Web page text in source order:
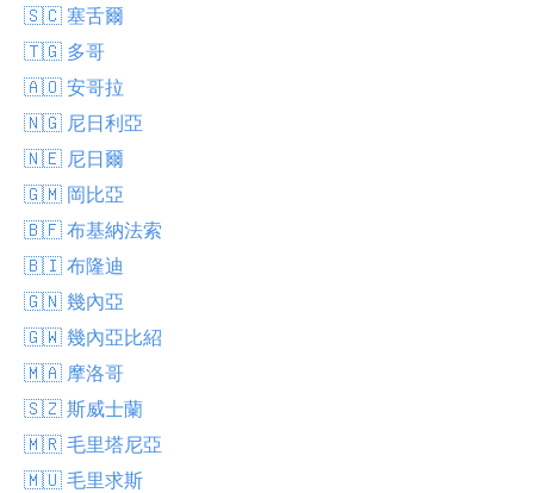
🇸🇨 塞舌爾
🇹🇬 多哥
🇦🇴 安哥拉
🇳🇬 尼日利亞
🇳🇪 尼日爾
🇬🇲 岡比亞
🇧🇫 布基納法索
🇧🇮 布隆迪
🇬🇳 幾內亞
🇬🇼 幾內亞比紹
🇲🇦 摩洛哥
🇸🇿 斯威士蘭
🇲🇷 毛里塔尼亞
🇲🇺 毛里求斯